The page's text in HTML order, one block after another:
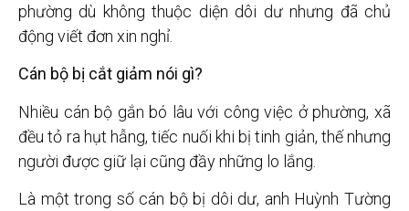
phường dù không thuộc diện dôi dư nhưng đã chủ
động viết đơn xin nghỉ.
Cán bộ bị cắt giảm nói gì?
Nhiều cán bộ gắn bó lâu với công việc ở phường, xã
đều tỏ ra hụt hẫng, tiếc nuối khi bị tinh giản, thế nhưng
người được giữ lại cũng đầy những lo lắng.
Là một trong số cán bộ bị dôi dư, anh Huỳnh Tường